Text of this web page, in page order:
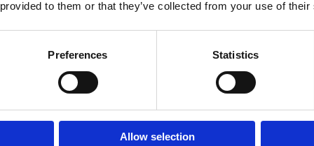
to them or that they’ve collected from your use of
Preferences Statistics
Allow selection
ondersteuning van TENTEU.
die geschikt zijn voor
verschillende doelstellingen.